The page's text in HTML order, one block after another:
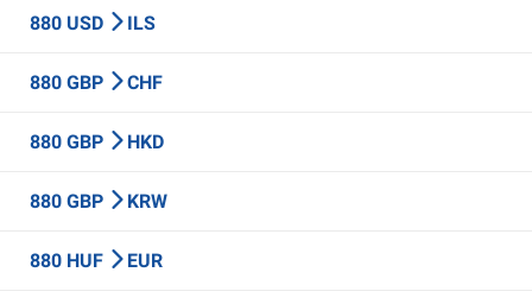
880 USD ILS
880 GBP CHF
880 GBP HKD
880 GBP KRW
880 HUF EUR